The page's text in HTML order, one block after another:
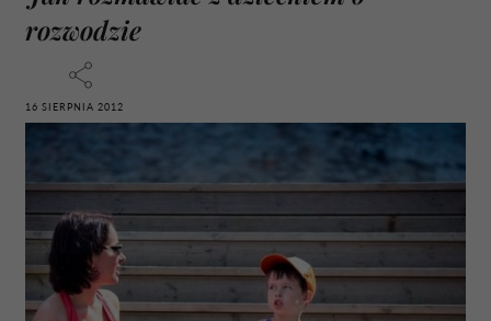
rozwodzie
16 SIERPNIA 2012